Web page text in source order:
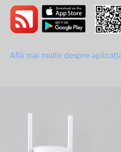
Află mai multe despre